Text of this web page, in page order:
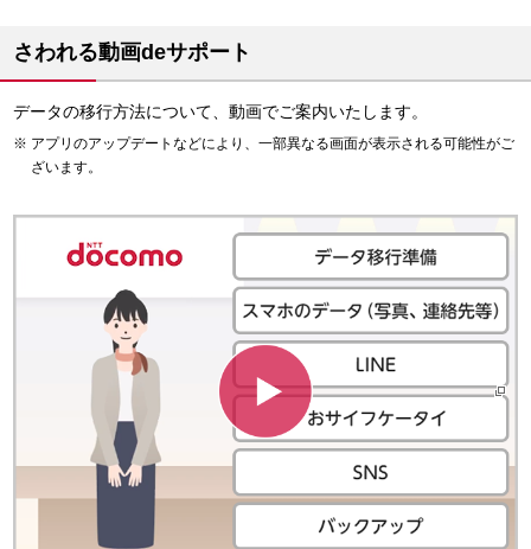
「SDカードバックアップ」アプリご利用方法（バック
合は、機種別の操作方法を「 過去に発売された機種のバックアッ
プ、復元方法
ださい。
dアカウントのID／パスワードのご確認をお願いいたしま
す。
ID／パスワードの確認・変更

ご来店をお待ちしています
ドコモショップ／d gardenを検索
さわれる動画deサポート
データの移行方法について、動画でご案内いたします。
アプリのアップデートなどにより、一部異なる画面が表示される可能性がご
ざいます。